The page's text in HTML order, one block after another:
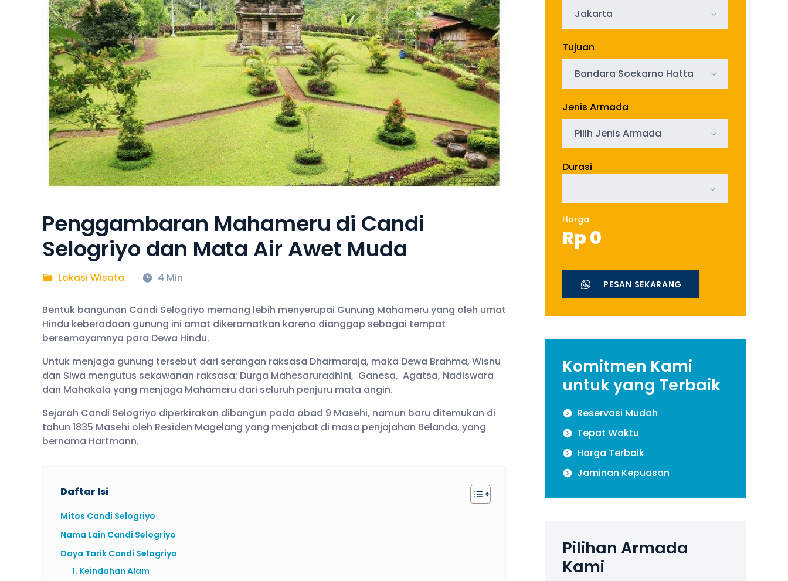
Penggambaran Mahameru di Candi
Selogriyo dan Mata Air Awet Muda
Lokasi Wisata 4 Min
Bentuk bangunan Candi Selogriyo memang lebih menyerupai Gunung Mahameru yang oleh umat
Hindu keberadaan gunung ini amat dikeramatkan karena dianggap sebagai tempat
bersemayamnya para Dewa Hindu.
Untuk menjaga gunung tersebut dari serangan raksasa Dharmaraja, maka Dewa Brahma, Wisnu
dan Siwa mengutus sekawanan raksasa; Durga Mahesaruradhini, Ganesa, Agatsa, Nadiswara
dan Mahakala yang menjaga Mahameru dari seluruh penjuru mata angin.
Sejarah Candi Selogriyo diperkirakan dibangun pada abad 9 Masehi, namun baru ditemukan di
tahun 1835 Masehi oleh Residen Magelang yang menjabat di masa penjajahan Belanda, yang
bernama Hartmann.
Daftar Isi
Mitos Candi Selogriyo
Nama Lain Candi Selogriyo
Daya Tarik Candi Selogriyo
1. Keindahan Alam
Jakarta
Tujuan
Bandara Soekarno Hatta
Jenis Armada
Pilih Jenis Armada
Durasi
Harga
Rp0
PESAN SEKARANG
Komitmen Kami
untuk yang Terbaik
Reservasi Mudah
Tepat Waktu
Harga Terbaik
Jaminan Kepuasan
Pilihan Armada
Kami